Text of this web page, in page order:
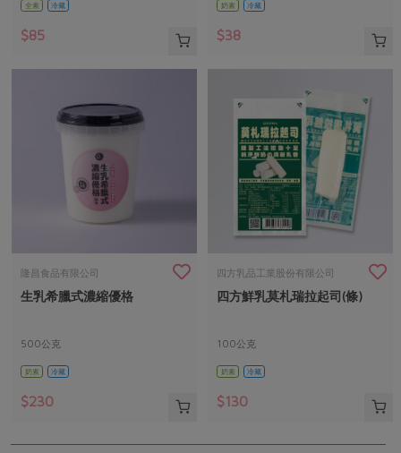
全素 冷藏
$85
奶素 冷藏
$38
隆昌食品有限公司
生乳希臘式濃縮優格
500公克
奶素 冷藏
$230
四方乳品工業股份有限公司
四方鮮乳莫札瑞拉起司(條)
100公克
奶素 冷藏
$130